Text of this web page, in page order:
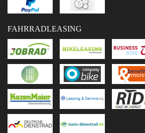
FAHRRADLEASING